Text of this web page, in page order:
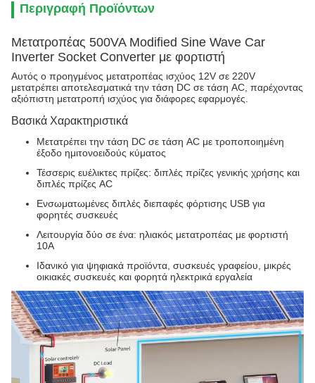
Περιγραφή Προϊόντων
Μετατροπέας 500VA Modified Sine Wave Car
Inverter Socket Converter με φορτιστή
Αυτός ο προηγμένος μετατροπέας ισχύος 12V σε 220V
μετατρέπει αποτελεσματικά την τάση DC σε τάση AC, παρέχοντας
αξιόπιστη μετατροπή ισχύος για διάφορες εφαρμογές.
Βασικά Χαρακτηριστικά
Μετατρέπει την τάση DC σε τάση AC με τροποποιημένη
έξοδο ημιτονοειδούς κύματος
Τέσσερις ευέλικτες πρίζες: διπλές πρίζες γενικής χρήσης και
διπλές πρίζες AC
Ενσωματωμένες διπλές διεπαφές φόρτισης USB για
φορητές συσκευές
Λειτουργία δύο σε ένα: ηλιακός μετατροπέας με φορτιστή
10Α
Ιδανικό για ψηφιακά προϊόντα, συσκευές γραφείου, μικρές
οικιακές συσκευές και φορητά ηλεκτρικά εργαλεία